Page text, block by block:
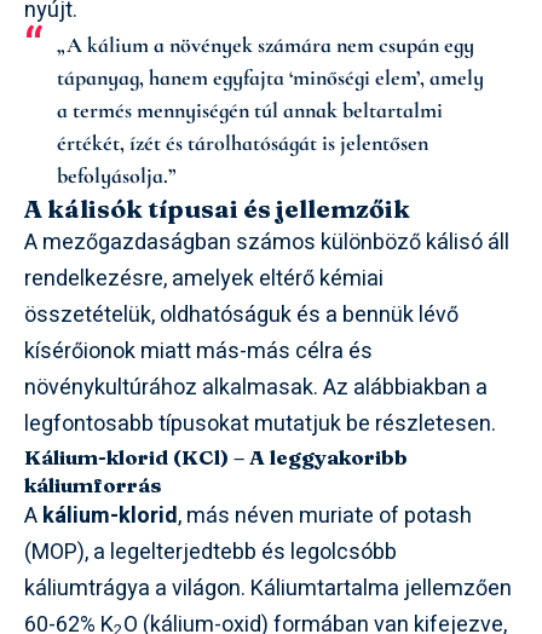
nyújt.
„A kálium a növények számára nem csupán egy
tápanyag, hanem egyfajta ‘minőségi elem’, amely
a termés mennyiségén túl annak beltartalmi
értékét, ízét és tárolhatóságát is jelentősen
befolyásolja.”
A kálisók típusai és jellemzőik
A mezőgazdaságban számos különböző kálisó áll
rendelkezésre, amelyek eltérő kémiai
összetételük, oldhatóságuk és a bennük lévő
kísérőionok miatt más-más célra és
növénykultúrához alkalmasak. Az alábbiakban a
legfontosabb típusokat mutatjuk be részletesen.
Kálium-klorid (KCl) – A leggyakoribb
káliumforrás
Akálium-klorid, más néven muriate of potash
(MOP), a legelterjedtebb és legolcsóbb
káliumtrágya a világon. Káliumtartalma jellemzően
60-62% K O (kálium-oxid) formában van kifejezve,